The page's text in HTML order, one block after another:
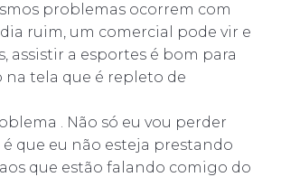
problemas ocorrem com
ruim, um comercial pode vir e
assistir a esportes é bom para
tela que é repleto de
. Não só eu vou perder
é que eu não esteja prestando
que estão falando comigo do